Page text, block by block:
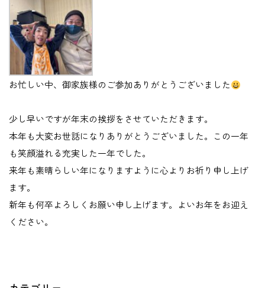
お忙しい中、御家族様のご参加ありがとうございました
少し早いですが年末の挨拶をさせていただきます。
本年も大変お世話になりありがとうございました。この一年
も笑顔溢れる充実した一年でした。
来年も素晴らしい年になりますように心よりお祈り申し上げ
ます。
新年も何卒よろしくお願い申し上げます。よいお年をお迎え
ください。